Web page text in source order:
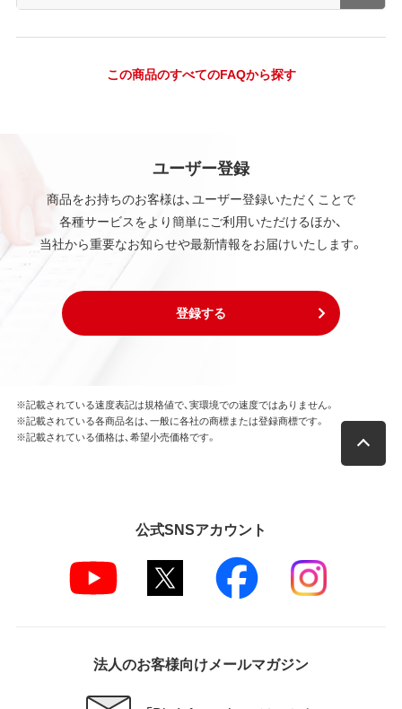
この商品のすべてのFAQから探す
ユーザー登録
商品をお持ちのお客様は、ユーザー登録いただくことで
各種サービスをより簡単にご利用いただけるほか、
当社から重要なお知らせや最新情報をお届けいたします。
登録する
※記載されている速度表記は規格値で、実環境での速度ではありません。
※記載されている各商品名は、一般に各社の商標または登録商標です。
※記載されている価格は、希望小売価格です。
公式SNSアカウント
法人のお客様向けメールマガジン